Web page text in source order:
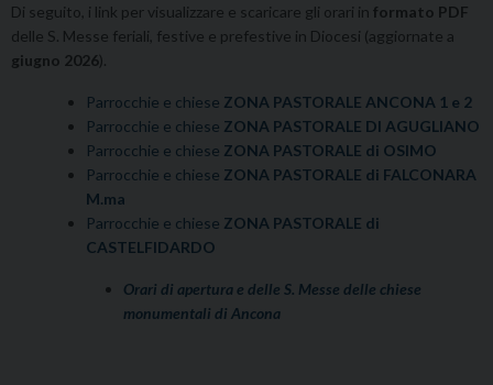
Di seguito, i link per visualizzare e scaricare gli orari in formato PDF
delle S. Messe feriali, festive e prefestive in Diocesi (aggiornate a
giugno 2026).
Parrocchie e chiese ZONA PASTORALE ANCONA 1 e 2
Parrocchie e chiese ZONA PASTORALE DI AGUGLIANO
Parrocchie e chiese ZONA PASTORALE di OSIMO
Parrocchie e chiese ZONA PASTORALE di FALCONARA
M.ma
Parrocchie e chiese ZONA PASTORALE di
CASTELFIDARDO
Orari di apertura e delle S. Messe delle chiese
monumentali di Ancona